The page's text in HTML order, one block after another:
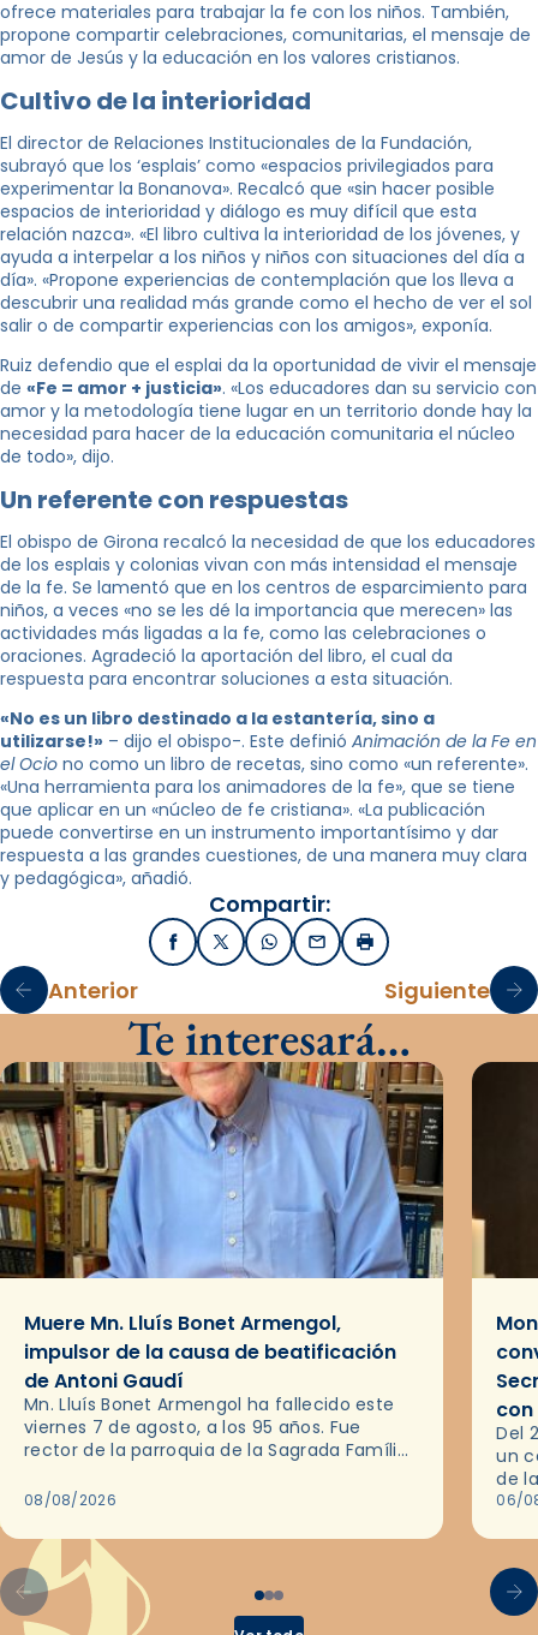
ofrece materiales para trabajar la fe con los niños. También,
propone compartir celebraciones, comunitarias, el mensaje de
amor de Jesús y la educación en los valores cristianos.
Cultivo de la interioridad
El director de Relaciones Institucionales de la Fundación,
subrayó que los ‘esplais’ como «espacios privilegiados para
experimentar la Bonanova». Recalcó que «sin hacer posible
espacios de interioridad y diálogo es muy difícil que esta
relación nazca». «El libro cultiva la interioridad de los jóvenes, y
ayuda a interpelar a los niños y niños con situaciones del día a
día». «Propone experiencias de contemplación que los lleva a
descubrir una realidad más grande como el hecho de ver el sol
salir o de compartir experiencias con los amigos», exponía.
Ruiz defendio que el esplai da la oportunidad de vivir el mensaje
de «Fe = amor + justicia». «Los educadores dan su servicio con
amor y la metodología tiene lugar en un territorio donde hay la
necesidad para hacer de la educación comunitaria el núcleo
de todo», dijo.
Un referente con respuestas
El obispo de Girona recalcó la necesidad de que los educadores
de los esplais y colonias vivan con más intensidad el mensaje
de la fe. Se lamentó que en los centros de esparcimiento para
niños, a veces «no se les dé la importancia que merecen» las
actividades más ligadas a la fe, como las celebraciones o
oraciones. Agradeció la aportación del libro, el cual da
respuesta para encontrar soluciones a esta situación.
«No es un libro destinado a la estantería, sino a
utilizarse!» – dijo el obispo-. Este definió Animación de la Fe en
el Ocio no como un libro de recetas, sino como «un referente».
«Una herramienta para los animadores de la fe», que se tiene
que aplicar en un «núcleo de fe cristiana». «La publicación
puede convertirse en un instrumento importantísimo y dar
respuesta a las grandes cuestiones, de una manera muy clara
y pedagógica», añadió.
Compartir:
FacebookX / TwitterWhatsApp
EmailImprimir
Anterior Siguiente
Te interesará…
Muere Mn. Lluís Bonet Armengol,
impulsor de la causa de beatificación
de Antoni Gaudí
Mn. Lluís Bonet Armengol ha fallecido este
viernes 7 de agosto, a los 95 años. Fue
rector de la parroquia de la Sagrada Família
08/08/2026
Del
un
de
en
06/